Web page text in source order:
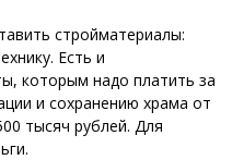
стройматериалы:
Есть и
которым надо платить за
и сохранению храма от
тысяч рублей. Для